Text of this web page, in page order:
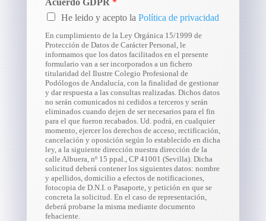
He leido y acepto la Política de privacidad
En cumplimiento de la Ley Orgánica 15/1999 de
Protección de Datos de Carácter Personal, le
informamos que los datos facilitados en el presente
formulario van a ser incorporados a un fichero
titularidad del Ilustre Colegio Profesional de
Podólogos de Andalucía, con la finalidad de gestionar
y dar respuesta a las consultas realizadas. Dichos datos
no serán comunicados ni cedidos a terceros y serán
eliminados cuando dejen de ser necesarios para el fin
para el que fueron recabados. Ud. podrá, en cualquier
momento, ejercer los derechos de acceso, rectificación,
cancelación y oposición según lo establecido en dicha
ley, a la siguiente dirección nuestra dirección de la
calle Albuera, nº 15 ppal., CP 41001 (Sevilla). Dicha
solicitud deberá contener los siguientes datos: nombre
y apellidos, domicilio a efectos de notificaciones,
fotocopia de D.N.I. o Pasaporte, y petición en que se
concreta la solicitud. En el caso de representación,
deberá probarse la misma mediante documento
fehaciente.